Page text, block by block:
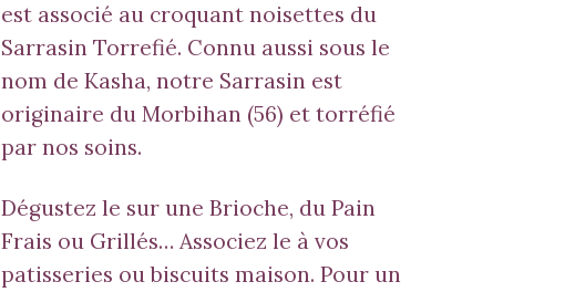
est associé au croquant noisettes du
Sarrasin Torrefié. Connu aussi sous le
nom de Kasha, notre Sarrasin est
originaire du Morbihan (56) et torréfié
par nos soins.
Dégustez le sur une Brioche, du Pain
Frais ou Grillés… Associez le à vos
patisseries ou biscuits maison. Pour un